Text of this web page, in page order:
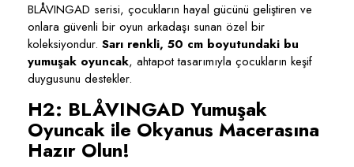
BLÅVINGAD serisi, çocukların hayal gücünü geliştiren ve
onlara güvenli bir oyun arkadaşı sunan özel bir
koleksiyondur. Sarı renkli, 50 cm boyutundaki bu
yumuşak oyuncak, ahtapot tasarımıyla çocukların keşif
duygusunu destekler.
H2: BLÅVINGAD Yumuşak
Oyuncak ile Okyanus Macerasına
Hazır Olun!